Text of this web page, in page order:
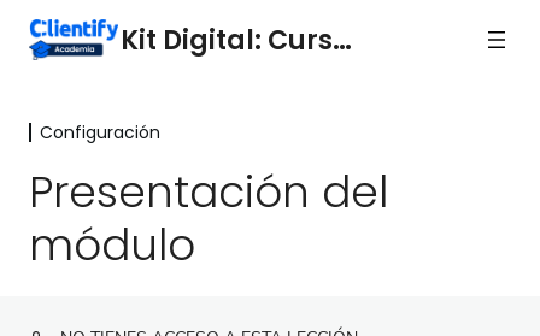
Kit Digital: Curso 1
Introducción
2 lecciones
Configuración
Presentación del módulo
Configuración
Presentación del
módulo